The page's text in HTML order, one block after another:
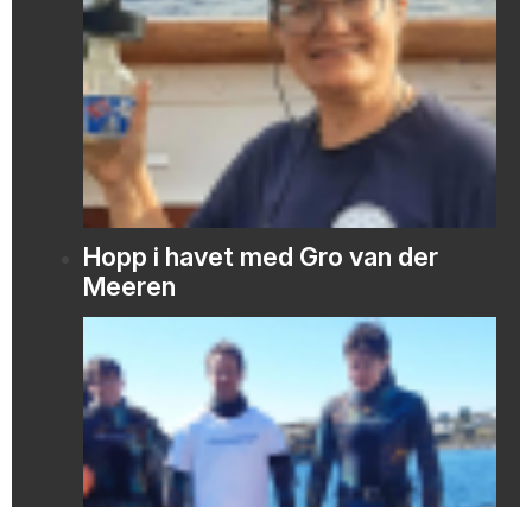
Hopp i havet med Gro van der
Meeren